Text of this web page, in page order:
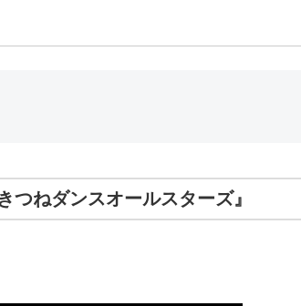
ねダンスオールスターズ』